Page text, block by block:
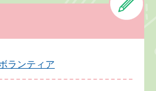
ランティア